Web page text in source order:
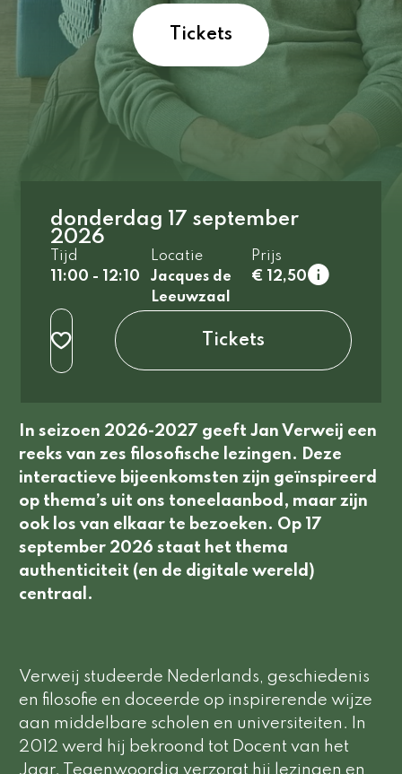
Tickets
donderdag 17 september
2026
Tijd
11:00 - 12:10
Locatie
Jacques de
Leeuwzaal
Prijs
€ 12,50
Tickets
In seizoen 2026-2027 geeft Jan Verweij een
reeks van zes filosofische lezingen. Deze
interactieve bijeenkomsten zijn geïnspireerd
op thema’s uit ons toneelaanbod, maar zijn
ook los van elkaar te bezoeken. Op 17
september 2026 staat het thema
authenticiteit (en de digitale wereld)
centraal.
Verweij studeerde Nederlands, geschiedenis
en filosofie en doceerde op inspirerende wijze
aan middelbare scholen en universiteiten. In
2012 werd hij bekroond tot Docent van het
Jaar. Tegenwoordig verzorgt hij lezingen en